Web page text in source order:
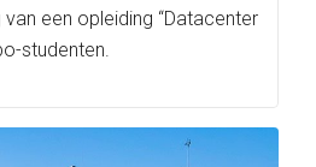
een opleiding “Datacenter
studenten.